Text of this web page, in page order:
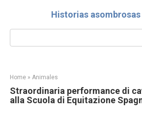
Historias asombrosas
Search:
Home » Animales
Straordinaria performance di
alla Scuola di Equitazione